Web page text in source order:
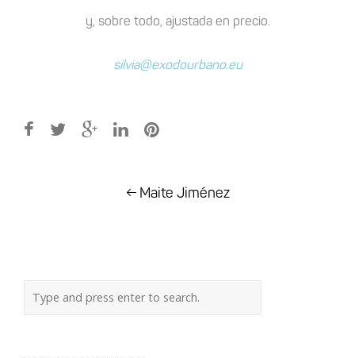
y, sobre todo, ajustada en precio.
silvia@exodourbano.eu
←Maite Jiménez